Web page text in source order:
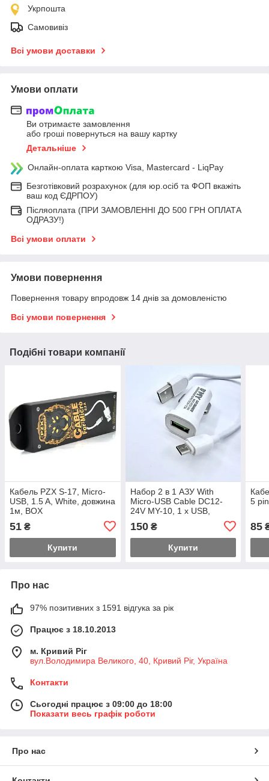
Укрпошта
Самовивіз
Всі умови доставки
Умови оплати
Ви отримаєте замовлення
або гроші повернуться на вашу картку
Детальніше
Онлайн-оплата карткою Visa, Mastercard - LiqPay
Безготівковий розрахунок (для юр.осіб та ФОП вкажіть
ваш код ЄДРПОУ)
Післяоплата (ПРИ ЗАМОВЛЕННІ ДО 500 ГРН ОПЛАТА
ОДРАЗУ!)
Всі умови оплати
Умови повернення
Повернення товару впродовж 14 днів за домовленістю
Всі умови повернення
Подібні товари компанії
Кабель PZX S-17, Micro-
USB, 1.5 A, White, довжина
1м, BOX
51 ₴
Купити
Набор 2 в 1 АЗУ With
Micro-USB Cable DC12-
24V MY-10, 1 x USB,
5V/7.5W, Output: 5V/1.5A,
White, Blist
150₴
Купити
5
85
Про нас
97% позитивних з 1591 відгука за рік
Працює з 18.10.2013
м. Кривий Ріг
вул.Володимира Великого, 40, Кривий Ріг, Україна
Контакти
Сьогодні працює з 09:00 до 18:00
Показати весь графік роботи
Про нас